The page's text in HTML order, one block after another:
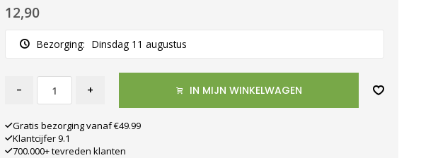
12,90
Bezorging: Dinsdag 11 augustus
- + IN MIJN WINKELWAGEN
Gratis bezorging vanaf €49.99
Klantcijfer 9.1
700.000+ tevreden klanten